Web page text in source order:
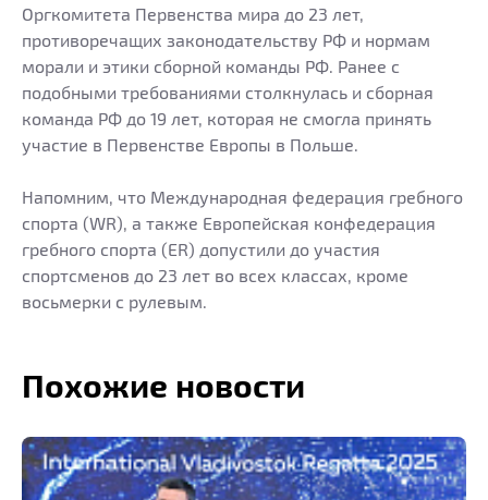
Оргкомитета Первенства мира до 23 лет,
противоречащих законодательству РФ и нормам
морали и этики сборной команды РФ. Ранее с
подобными требованиями столкнулась и сборная
команда РФ до 19 лет, которая не смогла принять
участие в Первенстве Европы в Польше.
Напомним, что Международная федерация гребного
спорта (WR), а также Европейская конфедерация
гребного спорта (ER) допустили до участия
спортсменов до 23 лет во всех классах, кроме
восьмерки с рулевым.
Похожие новости